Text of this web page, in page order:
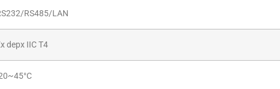
RS485/LAN
depx IIC T4